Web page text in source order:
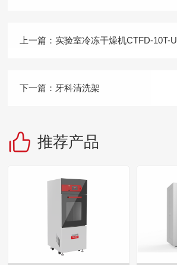
上一篇： 实验室冷冻干燥机CTFD-10T-U
下一篇： 牙科清洗架
推荐产品